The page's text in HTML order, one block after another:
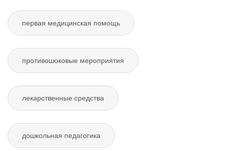
первая медицинская помощь
противошоковые мероприятия
лекарственные средства
дошкольная педагогика